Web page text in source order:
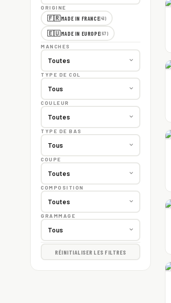
ORIGINE
🇫🇷MADE IN FRANCE(41)
🇪🇺MADE IN EUROPE(67)
MANCHES
TYPE DE COL
COULEUR
TYPE DE BAS
COUPE
COMPOSITION
GRAMMAGE
RÉINITIALISER LES FILTRES